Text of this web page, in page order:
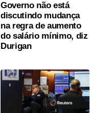
Governo não está
discutindo mudança
na regra de aumento
do salário mínimo, diz
Durigan